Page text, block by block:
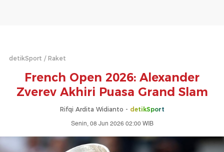
detikSport Raket
French Open 2026: Alexander
Zverev Akhiri Puasa Grand Slam
Rifqi Ardita Widianto - detikSport
Senin, 08 Jun 2026 02:00 WIB